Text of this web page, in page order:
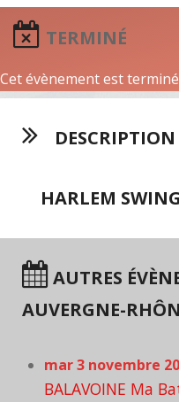
TERMINÉ
Cet évènement est
DESCRIPTION
HARLEM
AUTRES
AUVERGNE-
mar 3 novembre
BALAVOINE Ma